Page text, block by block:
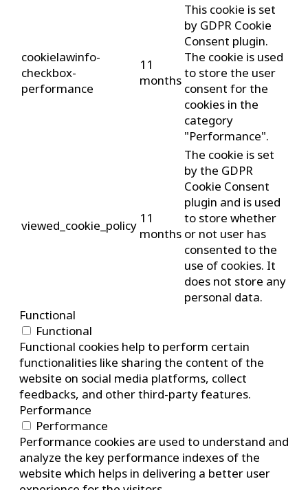
cookielawinfo-
checkbox-
performance
11
months
This cookie is set
by GDPR Cookie
Consent plugin.
The cookie is used
to store the user
consent for the
cookies in the
category
"Performance".
viewed_cookie_policy 11
months
The cookie is set
by the GDPR
Cookie Consent
plugin and is used
to store whether
or not user has
consented to the
use of cookies. It
does not store any
personal data.
Functional
Functional
Functional cookies help to perform certain
functionalities like sharing the content of the
website on social media platforms, collect
feedbacks, and other third-party features.
Performance
Performance
Performance cookies are used to understand and
analyze the key performance indexes of the
website which helps in delivering a better user